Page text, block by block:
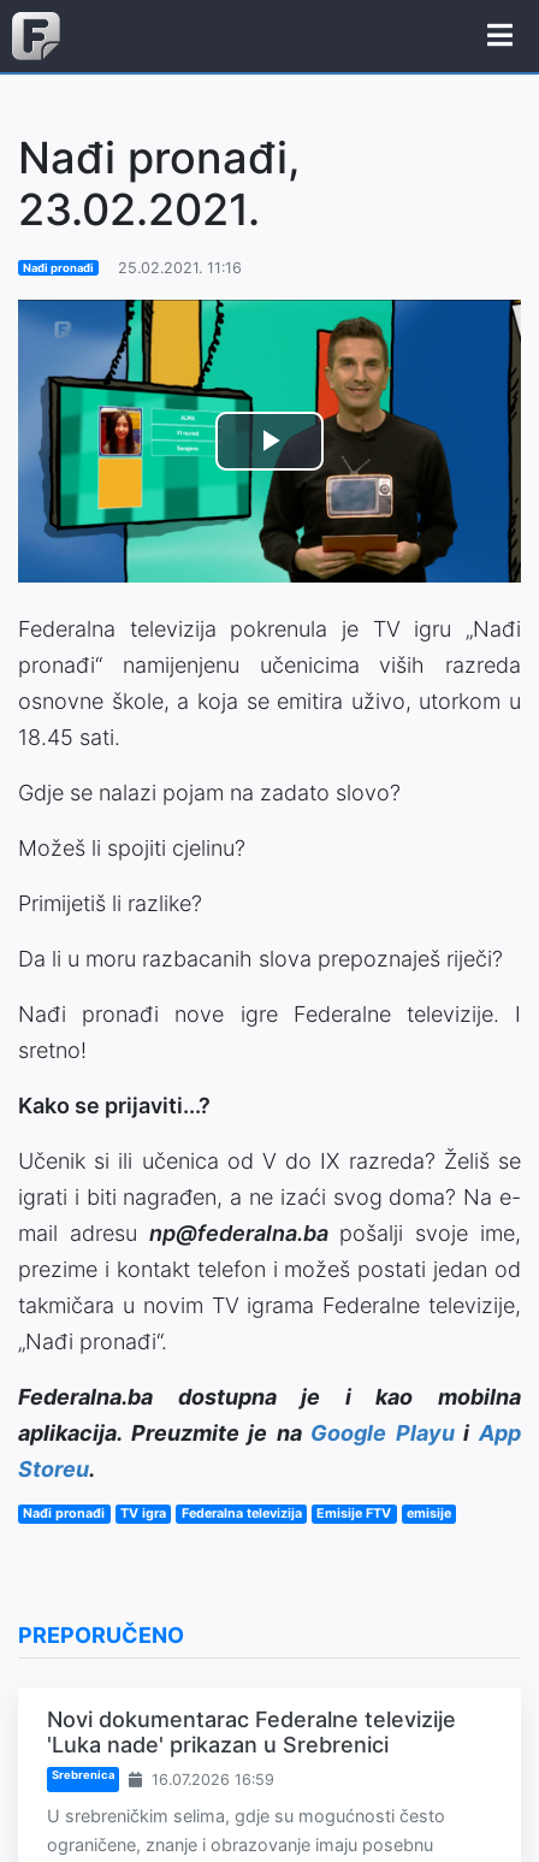
Nađi pronađi,
23.02.2021.
Nađi pronađi 25.02.2021. 11:16
Play
Video
Federalna televizija pokrenula je TV igru „Nađi
pronađi“ namijenjenu učenicima viših razreda
osnovne škole, a koja se emitira uživo, utorkom u
18.45 sati.
Gdje se nalazi pojam na zadato slovo?
Možeš li spojiti cjelinu?
Primijetiš li razlike?
Da li u moru razbacanih slova prepoznaješ riječi?
Nađi pronađi nove igre Federalne televizije. I
sretno!
Kako se prijaviti...?
Učenik si ili učenica od V do IX razreda? Želiš se
igrati i biti nagrađen, a ne izaći svog doma? Na e-
mail adresu np@federalna.bapošalji svoje ime,
prezime i kontakt telefon i možeš postati jedan od
takmičara u novim TV igrama Federalne televizije,
„Nađi pronađi“.
Federalna.ba dostupna je i kao mobilna
aplikacija. Preuzmite je na Google PlayuiApp
Storeu.
Nađi pronađi TV igra Federalna televizija Emisije FTV emisije
PREPORUČENO
Novi dokumentarac Federalne televizije
'Luka nade' prikazan u Srebrenici
Srebrenica 16.07.2026 16:59
U srebreničkim selima, gdje su mogućnosti često
ograničene, znanje i obrazovanje imaju posebnu